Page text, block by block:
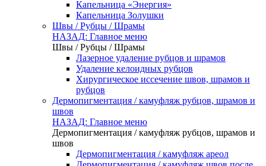
Капельница «Энергия»
Капельница Золушки
Швы / Рубцы / Шрамы
НАЗАД: Главное меню
Швы / Рубцы / Шрамы
Лазерное удаление рубцов и шрамов
Удаление келоидных рубцов
Хирургическое иссечение швов, шрамов и
рубцов
Дермопигментация / камуфляж рубцов, шрамов и
швов
НАЗАД: Главное меню
Дермопигментация / камуфляж рубцов, шрамов и
швов
Дермопигментация / камуфляж ареол